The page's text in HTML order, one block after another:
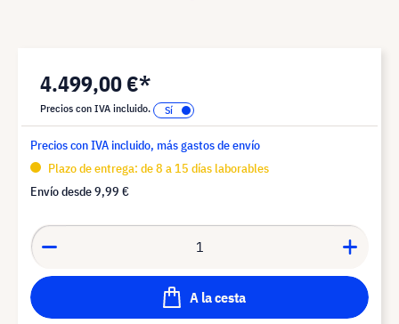
4.499,00 €*
Precios con IVA incluido.
Precios con IVA incluido, más gastos de envío
Plazo de entrega: de 8 a 15 días laborables
Envío desde9,99 €
A la cesta